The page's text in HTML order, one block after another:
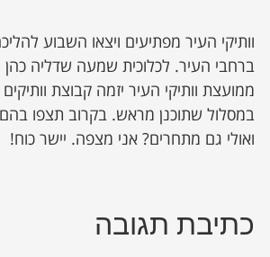
וותיקי העיר מפתיעים ויצאו השבוע
ברחבי העיר. לכלוכית שמעה שדליה
ממועצת וותיקי העיר יזמה קבוצת
במסלול שתוכנן מראש. בקרוב תצפו בהם
ואולי גם מתחרים? אני מצפה. יישר כוח!
כתיבת תגובה